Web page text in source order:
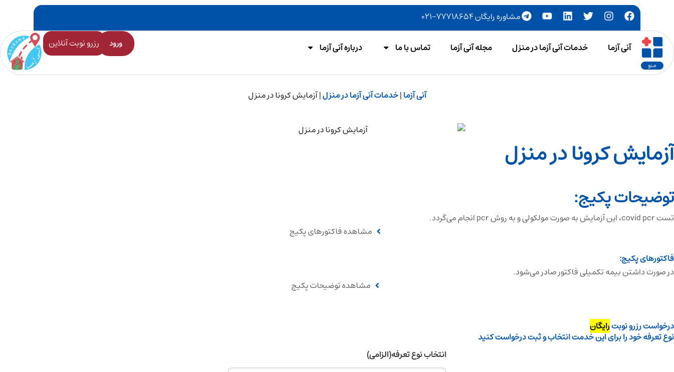
مشاوره رایگان ۷۷۷۱۸۶۵۴-۰۲۱
منو
آنی آزما خدمات آنی آزما در منزل مجله آنی آزما تماس با ما درباره آنی آزما ورود رزرو نوبت آنلاین
آنی آزما|خدمات آنی آزما در منزل|آزمایش کرونا در منزل
آزمایش کرونا در منزل
توضیحات پکیج:
تست covid pcr، این آزمایش به صورت مولکولی و به روش pcr انجام می‌گردد.
مشاهده فاکتورهای پکیج
فاکتورهای پکیج:
در صورت داشتن بیمه تکمیلی فاکتور صادر می‌شود.
مشاهده توضیحات پکیج
درخواست رزرو نوبترایگان
نوع تعرفه خود را برای این خدمت انتخاب و ثبت درخواست کنید
انتخاب نوع تعرفه(الزامی)